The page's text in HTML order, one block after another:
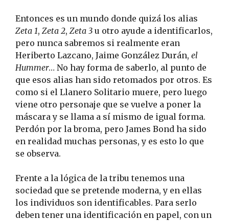
Entonces es un mundo donde quizá los alias
Zeta 1, Zeta 2, Zeta 3 u otro ayude a identificarlos,
pero nunca sabremos si realmente eran
Heriberto Lazcano, Jaime González Durán, el
Hummer… No hay forma de saberlo, al punto de
que esos alias han sido retomados por otros. Es
como si el Llanero Solitario muere, pero luego
viene otro personaje que se vuelve a poner la
máscara y se llama a sí mismo de igual forma.
Perdón por la broma, pero James Bond ha sido
en realidad muchas personas, y es esto lo que
se observa.
Frente a la lógica de la tribu tenemos una
sociedad que se pretende moderna, y en ellas
los individuos son identificables. Para serlo
deben tener una identificación en papel, con un